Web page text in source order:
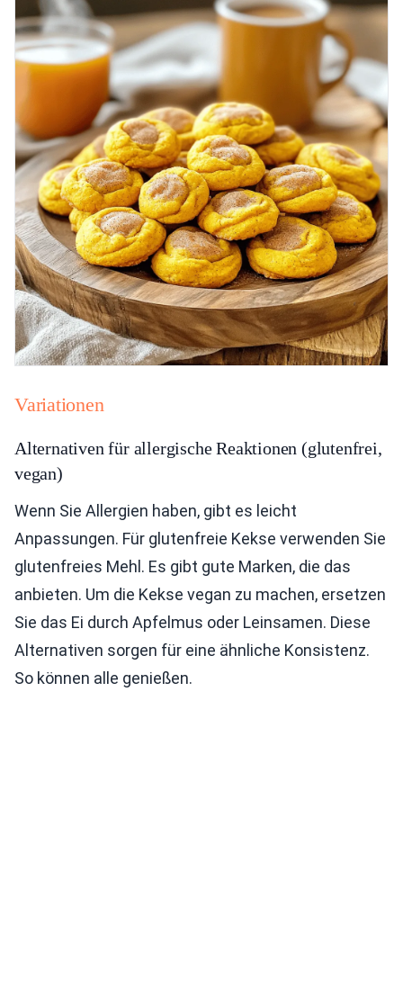
Variationen
Alternativen für allergische Reaktionen (glutenfrei,
vegan)
Wenn Sie Allergien haben, gibt es leicht
Anpassungen. Für glutenfreie Kekse verwenden Sie
glutenfreies Mehl. Es gibt gute Marken, die das
anbieten. Um die Kekse vegan zu machen, ersetzen
Sie das Ei durch Apfelmus oder Leinsamen. Diese
Alternativen sorgen für eine ähnliche Konsistenz.
So können alle genießen.